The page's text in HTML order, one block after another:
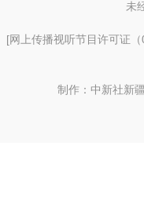
未
[网上传播视听节目许可证
制作：中新社